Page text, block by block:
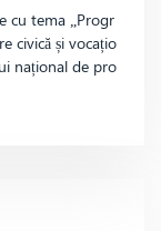
cu tema „Progr
civică și vocațio
național de pro